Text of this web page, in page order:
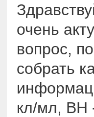
очень
вопрос,
собрать
кл/мл, ВН